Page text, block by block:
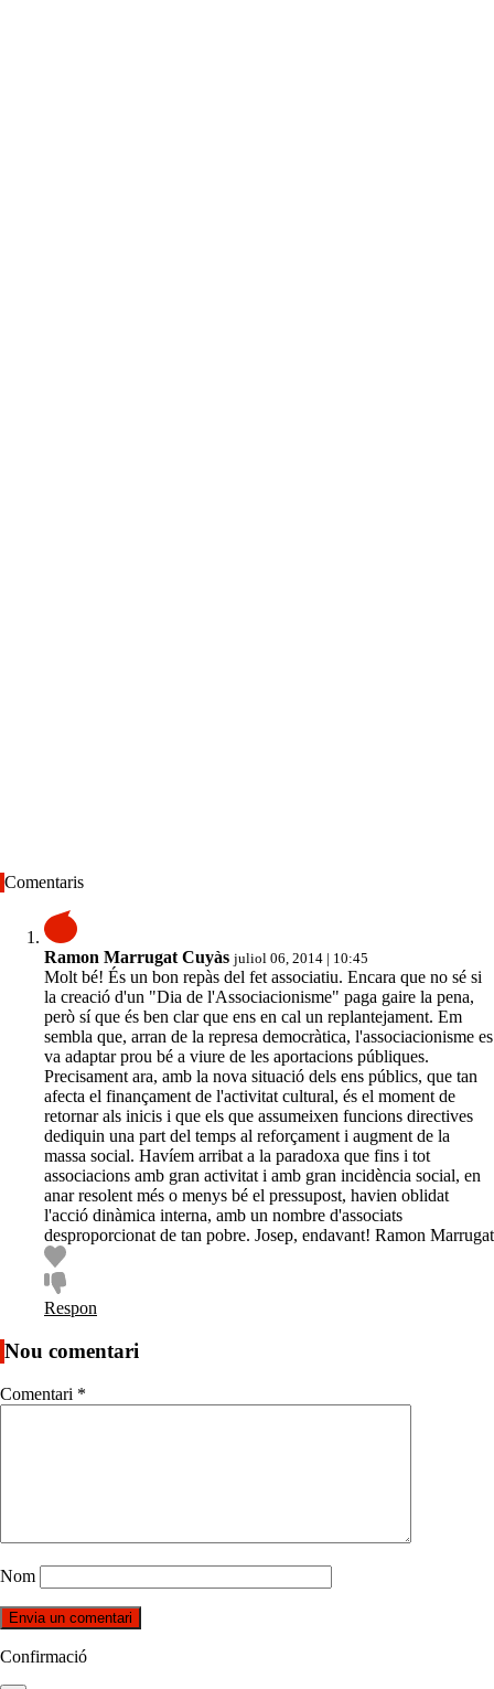
Comentaris
Ramon Marrugat Cuyàs juliol 06, 2014 | 10:45
Molt bé! És un bon repàs del fet associatiu. Encara que no sé si
la creació d'un "Dia de l'Associacionisme" paga gaire la pena,
però sí que és ben clar que ens en cal un replantejament. Em
sembla que, arran de la represa democràtica, l'associacionisme es
va adaptar prou bé a viure de les aportacions públiques.
Precisament ara, amb la nova situació dels ens públics, que tan
afecta el finançament de l'activitat cultural, és el moment de
retornar als inicis i que els que assumeixen funcions directives
dediquin una part del temps al reforçament i augment de la
massa social. Havíem arribat a la paradoxa que fins i tot
associacions amb gran activitat i amb gran incidència social, en
anar resolent més o menys bé el pressupost, havien oblidat
l'acció dinàmica interna, amb un nombre d'associats
desproporcionat de tan pobre. Josep, endavant! Ramon Marrugat
Respon
Nou comentari
Comentari *
Nom
Confirmació